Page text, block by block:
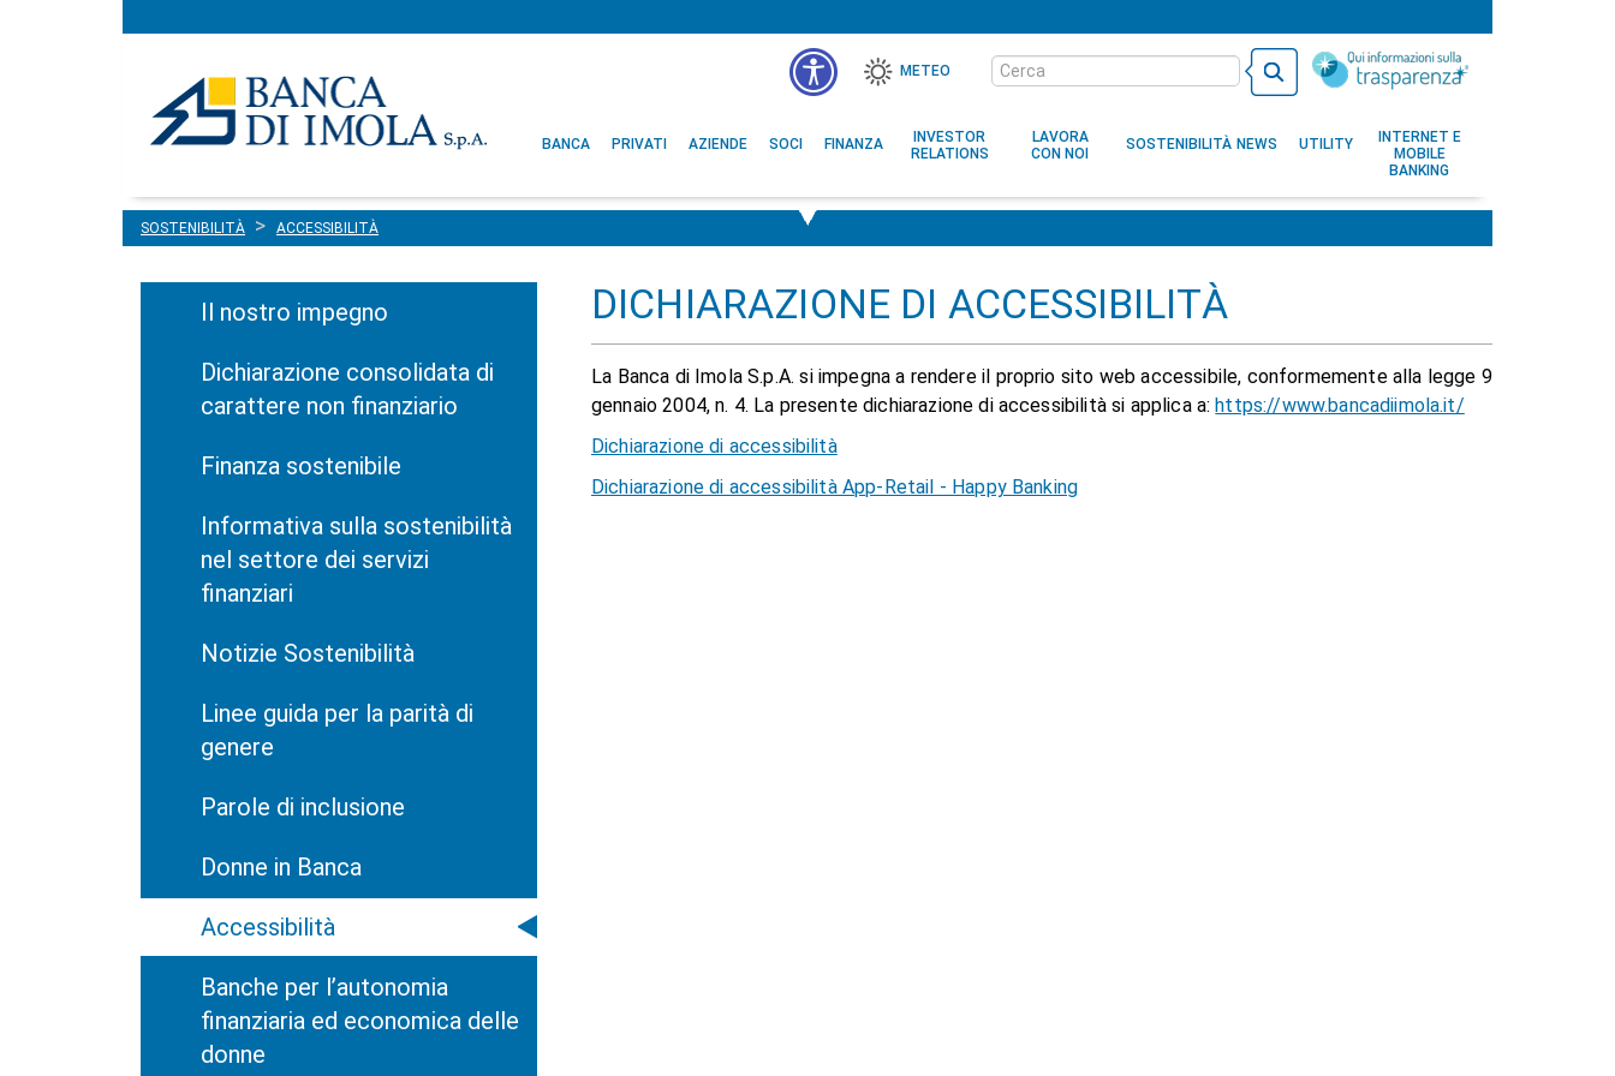
METEO
Cerca
nel
sito
principale
BANCA PRIVATI AZIENDE SOCI FINANZA
INVESTOR
RELATIONS
LAVORA
CON NOI
SOSTENIBILITÀ NEWS UTILITY
INTERNET E
MOBILE
BANKING
SOSTENIBILITÀ ACCESSIBILITÀ
Il nostro impegno
Dichiarazione consolidata di
carattere non finanziario
Finanza sostenibile
Informativa sulla sostenibilità
nel settore dei servizi
finanziari
Notizie Sostenibilità
Linee guida per la parità di
genere
Parole di inclusione
Donne in Banca
Accessibilità
Banche per l’autonomia
finanziaria ed economica delle
donne
DICHIARAZIONE DI ACCESSIBILITÀ
La Banca di Imola S.p.A. si impegna a rendere il proprio sito web accessibile, conformemente alla legge 9
gennaio 2004, n. 4. La presente dichiarazione di accessibilità si applica a:https://www.bancadiimola.it/
Dichiarazione di accessibilità
Dichiarazione di accessibilità App-Retail - Happy Banking